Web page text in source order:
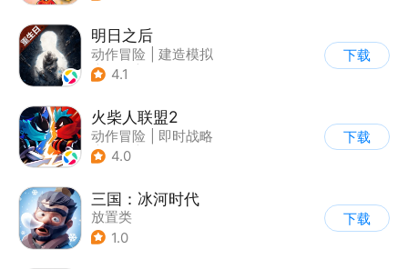
明日之后
动作冒险
建造模拟
| 丧尸
4.1
下载
火柴人联盟2
动作冒险
即时战略
| 冒险
4.0
下载
三国：冰河时代
放置类
1.0
下载